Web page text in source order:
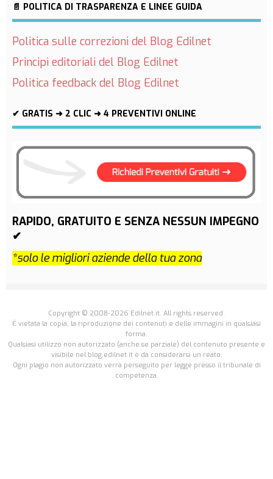
📄 POLITICA DI TRASPARENZA E LINEE GUIDA
Politica sulle correzioni del Blog Edilnet
Principi editoriali del Blog Edilnet
Politica feedback del Blog Edilnet
✔ GRATIS ➜ 2 CLIC ➜ 4 PREVENTIVI ONLINE
RAPIDO, GRATUITO E SENZA NESSUN IMPEGNO
✔
*solo le migliori aziende della tua zona
Copyright © 2008-2026 Edilnet.it. All rights reserved.
É vietata la copia, la riproduzione dei contenuti e delle immagini in qualsiasi
forma.
Qualsiasi utilizzo non autorizzato (anche se parziale) del contenuto presente e
visibile nel blog.edilnet.it è da considerarsi un reato.
Ogni plagio non autorizzato verrà perseguito per legge presso il tribunale di
competenza.